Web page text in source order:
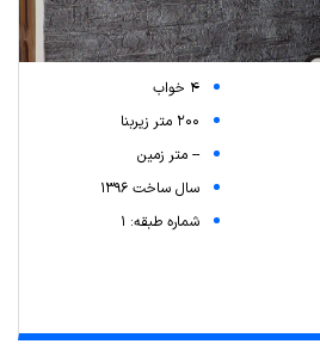
4 خواب
200 متر زیربنا
-- متر زمین
سال ساخت 1396
شماره طبقه: 1